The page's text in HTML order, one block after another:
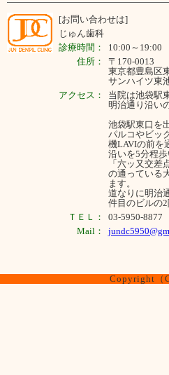
[お問い合わせは]
じゅん歯科
診療時間：
10:00～19:00
住所：
〒170-0013
東京都豊島区
サンハイツ東
アクセス：
当院は池袋駅
明治通り沿い
池袋駅東口を
パルコやビッ
機LAVIの前を
沿いを5分程歩
「六ッ又交差
の通っている
ます。
道なりに明治
件目のビルの2
ＴＥＬ：
03-5950-8877
Mail：
Copyright（